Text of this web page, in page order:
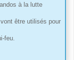
à la lutte
être utilisés pour
feu.